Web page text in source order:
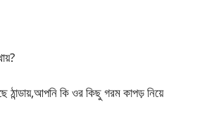
কি ওর কিছু গরম কাপড় নিয়ে